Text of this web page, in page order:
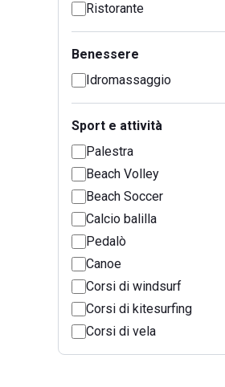
Ristorante
Benessere
Idromassaggio
Sport e attività
Palestra
Beach Volley
Beach Soccer
Calcio balilla
Pedalò
Canoe
Corsi di windsurf
Corsi di kitesurfing
Corsi di vela